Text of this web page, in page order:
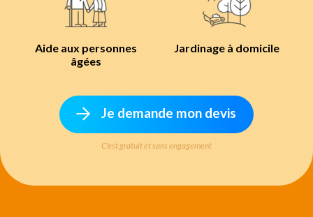
Aide aux personnes
âgées
Jardinage à domicile
Je demande mon devis
C'est gratuit et sans engagement